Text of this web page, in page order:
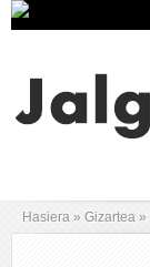
Hasiera » Gizartea »